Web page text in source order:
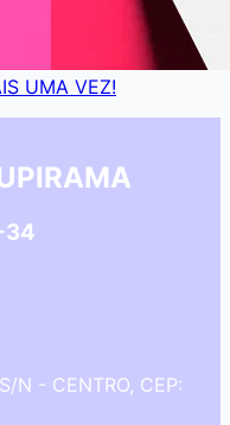
UMA VEZ!
34
N - CENTRO, CEP: